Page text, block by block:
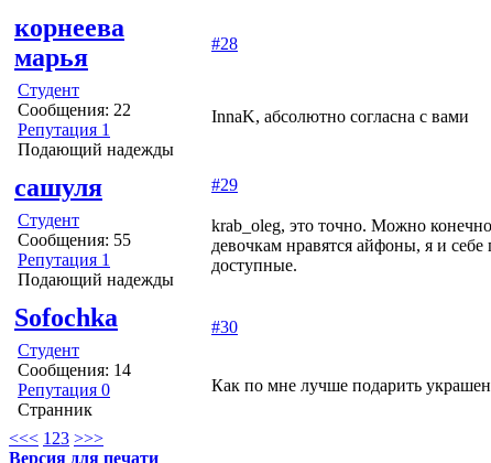
корнеева
марья
Студент
Сообщения: 22
Репутация 1
Подающий надежды
#28
InnaK, абсолютно согласна с вами
сашуля
Студент
Сообщения: 55
Репутация 1
Подающий надежды
#29
krab_oleg, это точно. Можно
девочкам нравятся айфоны, я и
доступные.
Sofochka
Студент
Сообщения: 14
Репутация 0
Странник
#30
Как по мне лучше подарить
<<< 1 23 >>>
Версия для печати